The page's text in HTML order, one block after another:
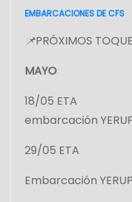
EMBARCACIONES DE CFS
📌PRÓXIMOS
MAYO
18/05 ETA
embarcación
29/05 ETA
Embarcación